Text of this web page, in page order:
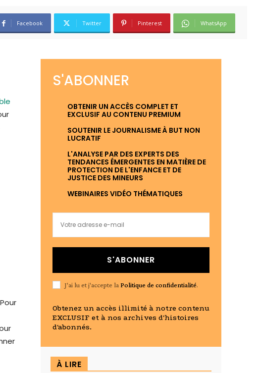
Facebook Twitter Pinterest WhatsApp
S'ABONNER
OBTENIR UN ACCÈS COMPLET ET
EXCLUSIF AU CONTENU PREMIUM
SOUTENIR LE JOURNALISME À BUT NON
LUCRATIF
L'ANALYSE PAR DES EXPERTS DES
TENDANCES ÉMERGENTES EN MATIÈRE DE
PROTECTION DE L'ENFANCE ET DE
JUSTICE DES MINEURS
WEBINAIRES VIDÉO THÉMATIQUES
S'ABONNER
J'ai lu et j'accepte la Politique de confidentialité.
Obtenez un accès illimité à notre contenu
EXCLUSIF et à nos archives d'histoires
d'abonnés.
À LIRE